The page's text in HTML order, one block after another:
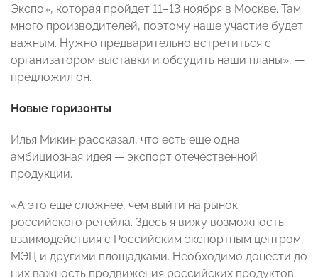
Экспо», которая пройдет 11–13 ноября в Москве. Там
много производителей, поэтому наше участие будет
важным. Нужно предварительно встретиться с
организатором выставки и обсудить наши планы», —
предложил он.
Новые горизонты
Илья Микин рассказал, что есть еще одна
амбициозная идея — экспорт отечественной
продукции.
«А это еще сложнее, чем выйти на рынок
российского ретейла. Здесь я вижу возможность
взаимодействия с Российским экспортным центром,
МЭЦ и другими площадками. Необходимо донести до
них важность продвижения российских продуктов